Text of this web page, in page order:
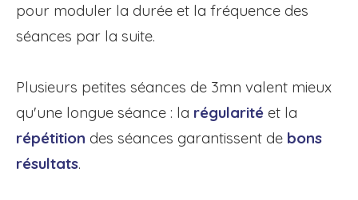
pour moduler la durée et la fréquence des
séances par la suite.
Plusieurs petites séances de 3mn valent mieux
qu'une longue séance : la régularité et la
répétition des séances garantissent de bons
résultats.